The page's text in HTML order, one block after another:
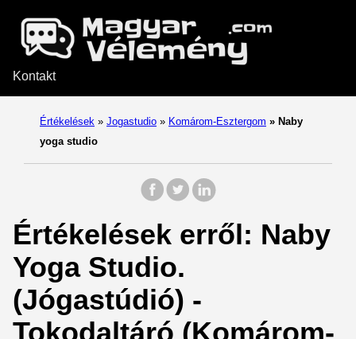
Kontakt
Értékelések » Jogastudio » Komárom-Esztergom » Naby
yoga studio
Értékelések erről: Naby
Yoga Studio.
(Jógastúdió) -
Tokodaltáró (Komárom-